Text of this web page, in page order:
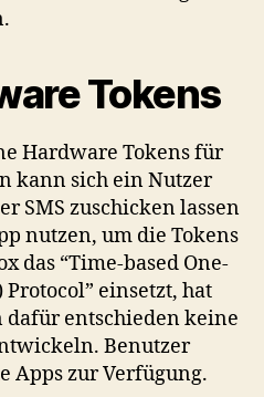
Tokens
Hardware Tokens für
kann sich ein Nutzer
SMS zuschicken lassen
nutzen, um die Tokens
das “Time-based One-
Protocol” einsetzt, hat
dafür entschieden keine
Benutzer
Apps zur Verfügung.